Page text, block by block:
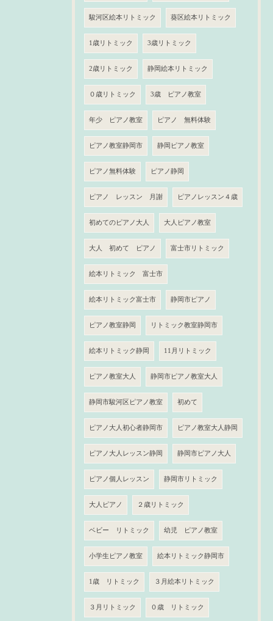
駿河区絵本リトミック 葵区絵本リトミック
1歳リトミック 3歳リトミック
2歳リトミック 静岡絵本リトミック
０歳リトミック 3歳 ピアノ教室
年少 ピアノ教室 ピアノ 無料体験
ピアノ教室静岡市 静岡ピアノ教室
ピアノ無料体験 ピアノ静岡
ピアノ レッスン 月謝 ピアノレッスン４歳
初めてのピアノ大人 大人ピアノ教室
大人 初めて ピアノ 富士市リトミック
絵本リトミック 富士市
絵本リトミック富士市 静岡市ピアノ
ピアノ教室静岡 リトミック教室静岡市
絵本リトミック静岡 11月リトミック
ピアノ教室大人 静岡市ピアノ教室大人
静岡市駿河区ピアノ教室 初めて
ピアノ大人初心者静岡市 ピアノ教室大人静岡
ピアノ大人レッスン静岡 静岡市ピアノ大人
ピアノ個人レッスン 静岡市リトミック
大人ピアノ ２歳リトミック
ベビー リトミック 幼児 ピアノ教室
小学生ピアノ教室 絵本リトミック静岡市
1歳 リトミック ３月絵本リトミック
３月リトミック ０歳 リトミック